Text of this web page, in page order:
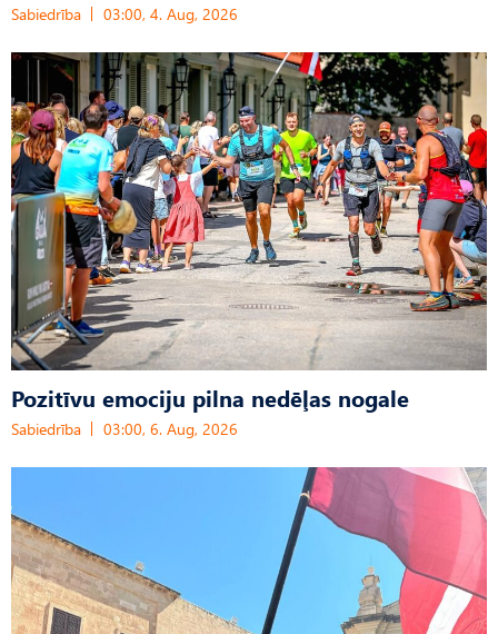
Sabiedrība 03:00, 4. Aug, 2026
Pozitīvu emociju pilna nedēļas nogale
Sabiedrība 03:00, 6. Aug, 2026